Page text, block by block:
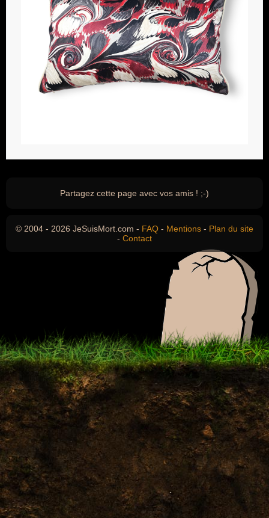
Partagez cette page avec vos amis ! ;-)
© 2004 - 2026 JeSuisMort.com - FAQ - Mentions - Plan du site
- Contact